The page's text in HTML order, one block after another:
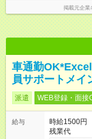
掲載元企業
車通勤
員サポートメイ
派遣 WEB登録・面接
給与
時給1500円
残業代